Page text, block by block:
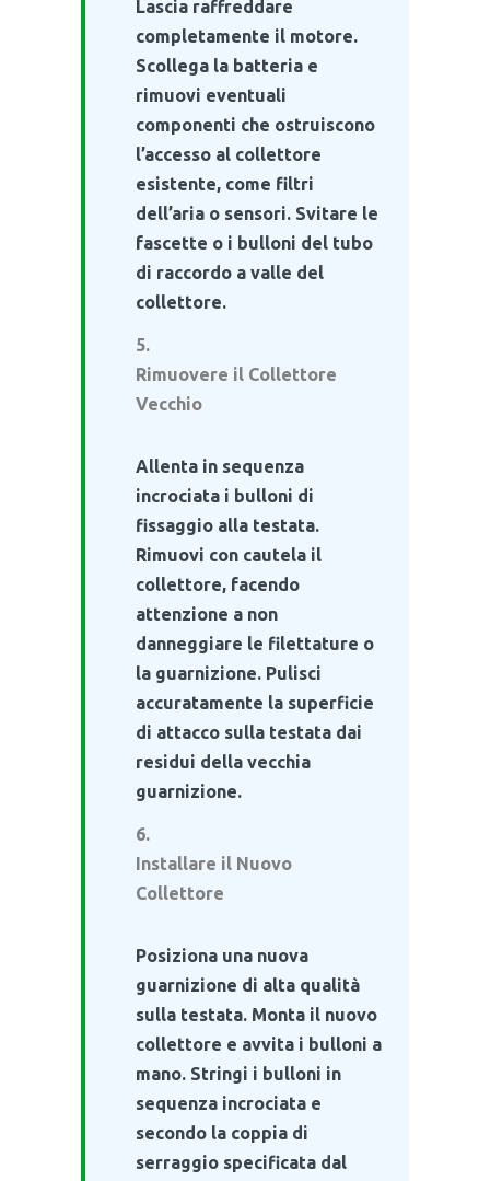
Lascia raffreddare
completamente il motore.
Scollega la batteria e
rimuovi eventuali
componenti che ostruiscono
l’accesso al collettore
esistente, come filtri
dell’aria o sensori. Svitare le
fascette o i bulloni del tubo
di raccordo a valle del
collettore.
Rimuovere il Collettore
Vecchio
Allenta in sequenza
incrociata i bulloni di
fissaggio alla testata.
Rimuovi con cautela il
collettore, facendo
attenzione a non
danneggiare le filettature o
la guarnizione. Pulisci
accuratamente la superficie
di attacco sulla testata dai
residui della vecchia
guarnizione.
Installare il Nuovo
Collettore
Posiziona una nuova
guarnizione di alta qualità
sulla testata. Monta il nuovo
collettore e avvita i bulloni a
mano. Stringi i bulloni in
sequenza incrociata e
secondo la coppia di
serraggio specificata dal